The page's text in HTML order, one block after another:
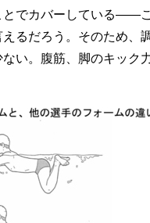
とでカバーしている――
るだろう。そのため、
い。腹筋、脚のキック